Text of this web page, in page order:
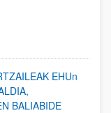
EHUn
BALIABIDE